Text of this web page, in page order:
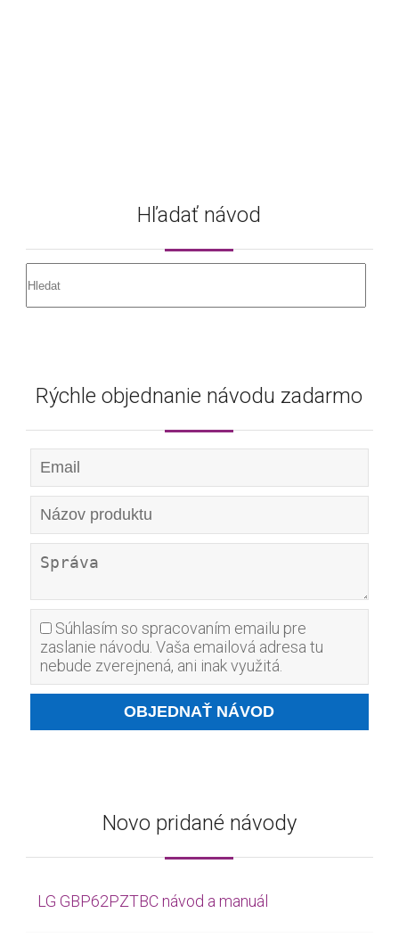
Hľadať návod
Rýchle objednanie návodu zadarmo
Súhlasím so spracovaním emailu pre
zaslanie návodu. Vaša emailová adresa tu
nebude zverejnená, ani inak využitá.
Novo pridané návody
LG GBP62PZTBC návod a manuál